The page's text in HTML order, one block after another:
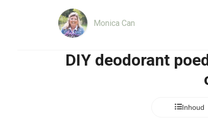
Monica Can
DIY deodorant
Inhoud